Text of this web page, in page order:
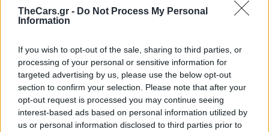
TheCars.gr - Do Not Process My Personal
Information
If you wish to opt-out of the sale, sharing to third parties, or
processing of your personal or sensitive information for
targeted advertising by us, please use the below opt-out
section to confirm your selection. Please note that after your
opt-out request is processed you may continue seeing
interest-based ads based on personal information utilized by
us or personal information disclosed to third parties prior to
κινητήραςσυμβουλές